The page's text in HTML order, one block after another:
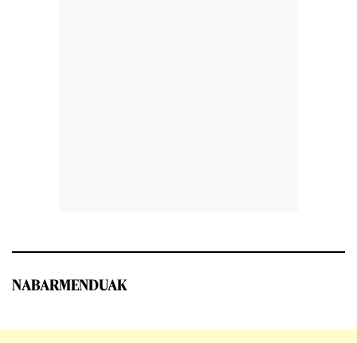
NABARMENDUAK